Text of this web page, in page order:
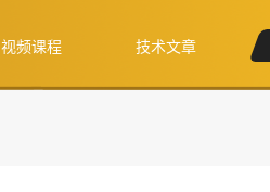
视频课程 技术文章